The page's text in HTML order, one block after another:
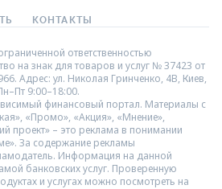
КОНТАКТЫ
ответственностью
на знак для товаров и услуг № 37423 от
Адрес: ул. Николая Гринченко, 4В, Киев,
9:00–18:00.
финансовый портал. Материалы с
«Промо», «Акция», «Мнение»,
проект» – это реклама в понимании
За содержание рекламы
Информация на данной
банковских услуг. Проверенную
и услугах можно посмотреть на